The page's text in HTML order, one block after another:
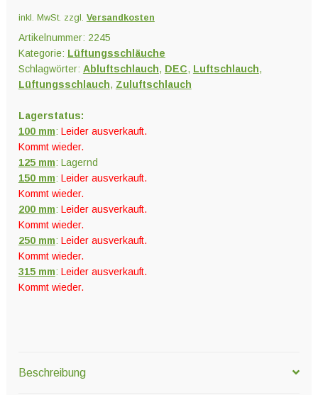
inkl. MwSt. zzgl. Versandkosten
Artikelnummer: 2245
Kategorie: Lüftungsschläuche
Schlagwörter: Abluftschlauch, DEC, Luftschlauch,
Lüftungsschlauch, Zuluftschlauch
Lagerstatus:
100 mm: Leider ausverkauft.
Kommt wieder.
125 mm: Lagernd
150 mm: Leider ausverkauft.
Kommt wieder.
200 mm: Leider ausverkauft.
Kommt wieder.
250 mm: Leider ausverkauft.
Kommt wieder.
315 mm: Leider ausverkauft.
Kommt wieder.
Beschreibung